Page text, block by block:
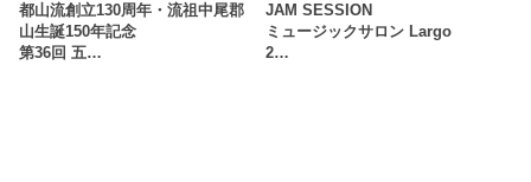
都山流創立130周年・流祖中尾郡
山生誕150年記念
第36回 五…
JAM SESSION
ミュージックサロン Largo
2…